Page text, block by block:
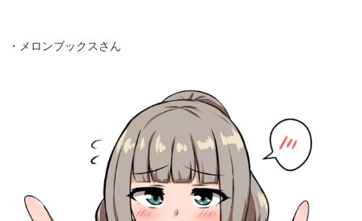
・メロンブックスさん